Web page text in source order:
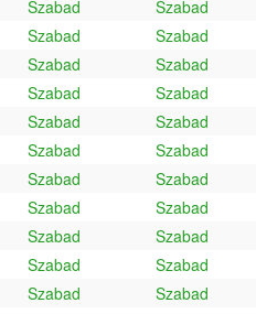
Szabad Szabad
Szabad Szabad
Szabad Szabad
Szabad Szabad
Szabad Szabad
Szabad Szabad
Szabad Szabad
Szabad Szabad
Szabad Szabad
Szabad Szabad
Szabad Szabad